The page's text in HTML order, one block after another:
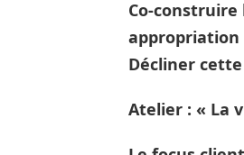
Co-
appropriation
Décliner
Atelier : « La